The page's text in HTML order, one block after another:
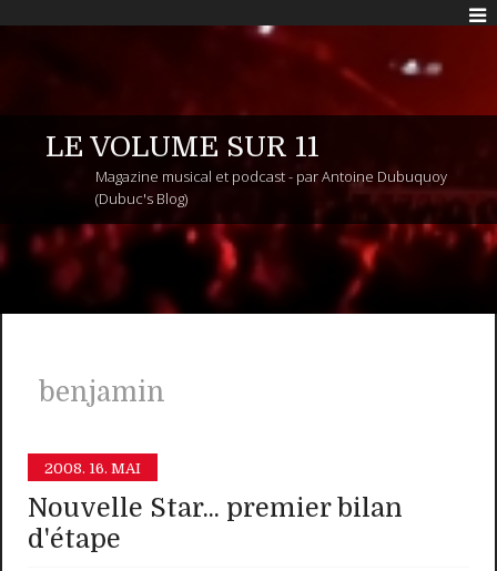
LE VOLUME SUR 11
Magazine musical et podcast - par Antoine Dubuquoy
(Dubuc's Blog)
benjamin
2008. 16. MAI
Nouvelle Star... premier bilan
d'étape